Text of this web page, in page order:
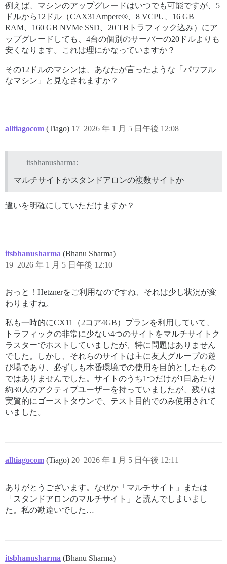
例えば、マシンのアップグレードはいつでも可能ですが、5
ドルから12ドル（CAX31Ampere®、8 VCPU、16 GB
RAM、160 GB NVMe SSD、20 TBトラフィック込み）にア
ップグレードしても、4台の個別のサーバーの20ドルよりも
安くなります。これは理にかなっていますか？
その12ドルのマシンは、あなたが言ったような「パワフル
なマシン」と見なされますか？
alltiagocom (Tiago) 2026 年 1 月 5 日午後 12:08
17
itsbhanusharma:
マルチサイトかスタンドアロンの複数サイトか
違いを明確にしていただけますか？
itsbhanusharma (Bhanu Sharma)
2026 年 1 月 5 日午後 12:10
19
おっと！Hetznerをご利用なのですね、それは少し状況が変
わりますね。
私も一時的にCX11（2コア4GB）プランを利用していて、
トラフィックの非常に少ない4つのサイトをマルチサイトク
ラスターでホストしていましたが、特に問題はありません
でした。しかし、それらのサイトは主に友人グループの遊
び場であり、必ずしも本番環境での使用を目的としたもの
ではありませんでした。サイトのうち1つだけが1日あたり
約30人のアクティブユーザーを持っていましたが、残りは
実質的にゴーストタウンで、テスト目的でのみ使用されて
いました。
alltiagocom (Tiago) 2026 年 1 月 5 日午後 12:11
20
ありがとうございます。なぜか「マルチサイト」または
「スタンドアロンのマルチサイト」と読んでしまいまし
た。私の勘違いでした…
itsbhanusharma (Bhanu Sharma)